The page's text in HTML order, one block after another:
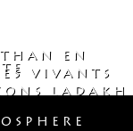
EN
VIVANTS
LADAKH